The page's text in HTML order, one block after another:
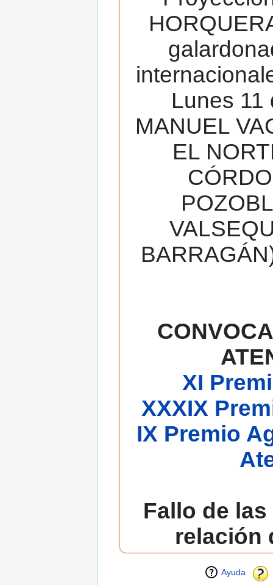
Lunes 11
MANUEL
EL
XI
XXXIX
IX Premio
Fallo de
relación
Ayuda